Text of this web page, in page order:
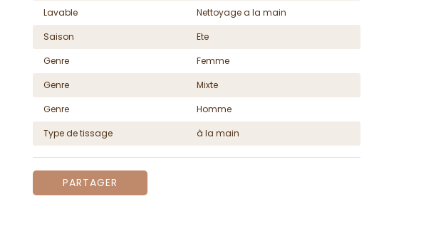
Lavable
Nettoyage a la main
Saison
Ete
Genre
Femme
Genre
Mixte
Genre
Homme
Type de tissage
à la main
PARTAGER